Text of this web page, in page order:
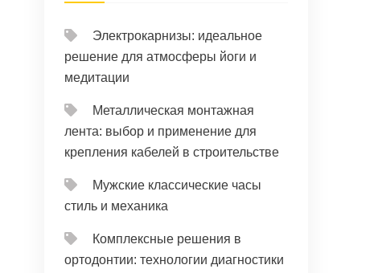
Электрокарнизы: идеальное
решение для атмосферы йоги и
медитации
Металлическая монтажная
лента: выбор и применение для
крепления кабелей в строительстве
Мужские классические часы
стиль и механика
Комплексные решения в
ортодонтии: технологии диагностики